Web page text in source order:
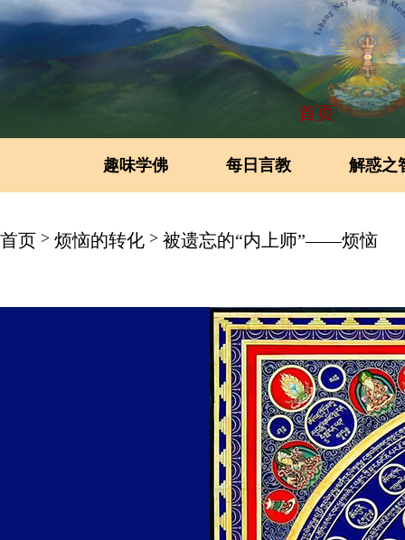
首页
趣味学佛 每日言教 解惑之
首页 > 烦恼的转化 > 被遗忘的“内上师”——烦恼